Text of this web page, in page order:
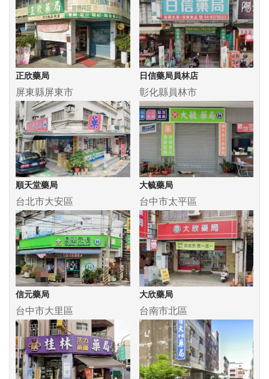
正欣藥局
屏東縣屏東市
日信藥局員林店
彰化縣員林市
順天堂藥局
台北市大安區
大毓藥局
台中市太平區
信元藥局
台中市大里區
大欣藥局
台南市北區